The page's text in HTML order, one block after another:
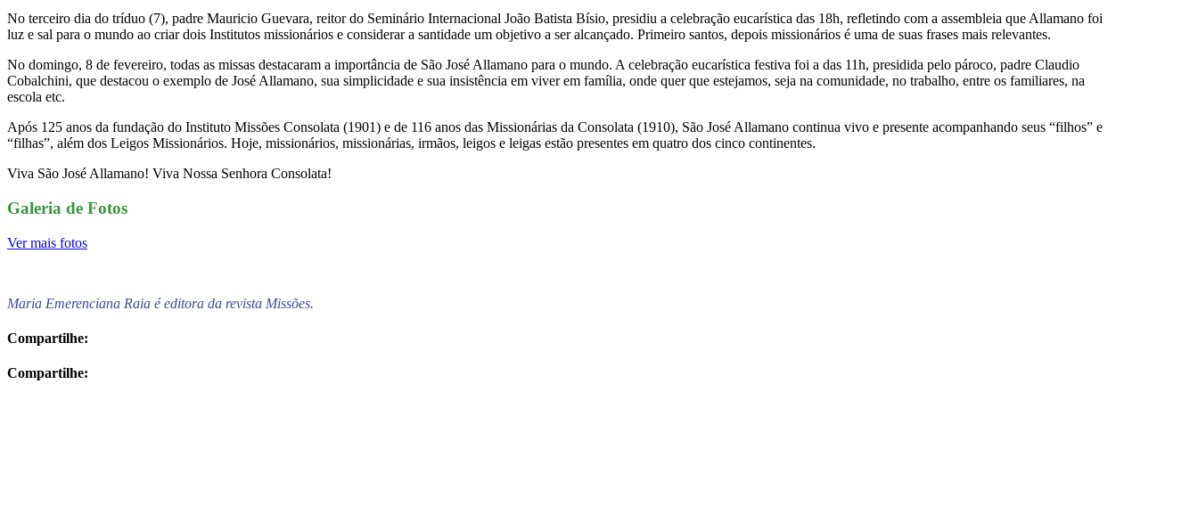
No terceiro dia do tríduo (7), padre Mauricio Guevara, reitor do Seminário Internacional João Batista Bísio, presidiu a celebração eucarística das 18h, refletindo com a assembleia que Allamano foi
luz e sal para o mundo ao criar dois Institutos missionários e considerar a santidade um objetivo a ser alcançado. Primeiro santos, depois missionários é uma de suas frases mais relevantes.
No domingo, 8 de fevereiro, todas as missas destacaram a importância de São José Allamano para o mundo. A celebração eucarística festiva foi a das 11h, presidida pelo pároco, padre Claudio
Cobalchini, que destacou o exemplo de José Allamano, sua simplicidade e sua insistência em viver em família, onde quer que estejamos, seja na comunidade, no trabalho, entre os familiares, na
escola etc.
Após 125 anos da fundação do Instituto Missões Consolata (1901) e de 116 anos das Missionárias da Consolata (1910), São José Allamano continua vivo e presente acompanhando seus “filhos” e
“filhas”, além dos Leigos Missionários. Hoje, missionários, missionárias, irmãos, leigos e leigas estão presentes em quatro dos cinco continentes.
Viva São José Allamano! Viva Nossa Senhora Consolata!
Galeria de Fotos
Ver mais fotos
Maria Emerenciana Raia é editora da revista Missões.
Compartilhe:
Compartilhe: